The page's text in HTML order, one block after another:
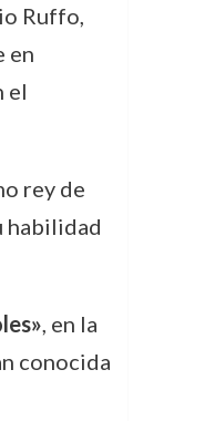
Ruffo,
en
el
rey de
habilidad
, en la
conocida